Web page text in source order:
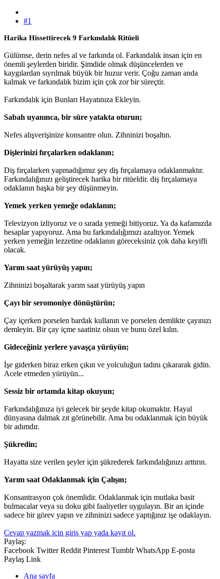
#1
Harika Hissettirecek 9 Farkındalık Ritüeli
Gülümse, derin nefes al ve farkında ol. Farkındalık insan için en
önemli şeylerden biridir. Şimdide olmak düşüncelerden ve
kaygılardan sıyrılmak büyük bir huzur verir. Çoğu zaman anda
kalmak ve farkındalık bizim için çok zor bir süreçtir.
Farkındalık için Bunları Hayatınıza Ekleyin.
Sabah uyanınca, bir süre yatakta oturun;
Nefes alışverişinize konsantre olun. Zihninizi boşaltın.
Dişlerinizi fırçalarken odaklanın;
Diş fırçalarken yapmadığımız şey diş fırçalamaya odaklanmaktır.
Farkındalığınızı geliştirecek harika bir ritüeldir. diş fırçalamaya
odaklanın başka bir şey düşünmeyin.
Yemek yerken yemeğe odaklanın;
Televizyon izliyoruz ve o sırada yemeği bitiyoruz. Ya da kafamızda
hesaplar yapıyoruz. Ama bu farkındalığımızı azaltıyor. Yemek
yerken yemeğin lezzetine odaklanın göreceksiniz çok daha keyifli
olacak.
Yarım saat yürüyüş yapın;
Zihninizi boşaltarak yarım saat yürüyüş yapın
Çayı bir seromoniye dönüştürün;
Çay içerken porselen bardak kullanın ve porselen demlikte çayınızı
demleyin. Bir çay içme saatiniz olsun ve bunu özel kılın.
Gideceğiniz yerlere yavaşça yürüyün;
İşe giderken biraz erken çıkın ve yolculuğun tadını çıkararak gidin.
Acele etmeden yürüyün...
Sessiz bir ortamda kitap okuyun;
Farkındalığınıza iyi gelecek bir şeyde kitap okumaktır. Hayal
dünyasına dalmak zıt görünebilir. Ama bu odaklanmak için büyük
bir adımdır.
Şükredin;
Hayatta size verilen şeyler için şükrederek farkındalığınızı arttırın.
Yarım saat Odaklanmak için Çalışın;
Konsantrasyon çok önemlidir. Odaklanmak için mutlaka basit
bulmacalar veya su doku gibi faaliyetler uygulayın. Bir an içinde
sadece bir görev yapın ve zihninizi sadece yaptığınız işe odaklayın.
Cevap yazmak için giriş yap yada kayıt ol.
Paylaş:
Facebook Twitter Reddit Pinterest Tumblr WhatsApp E-posta
Paylaş Link
Ana sayfa